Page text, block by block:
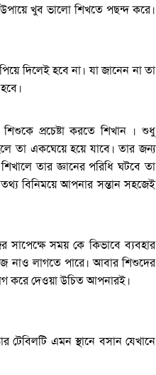
উপায়ে খুব ভালো শিখতে পছন্দ করে।
দিলেই হবে না। যা জানেন না তা
প্রচেষ্টা করতে শিখান । শুধু
তা একঘেয়ে হয়ে যাবে। তার জন্য
তার জ্ঞানের পরিধি ঘটবে তা
বিনিময়ে আপনার সন্তান সহজেই
সময় কে কিভাবে ব্যবহার
নাও লাগতে পারে। আবার শিশুদের
করে দেওয়া উচিত আপনারই।
টেবিলটি এমন স্থানে বসান যেখানে